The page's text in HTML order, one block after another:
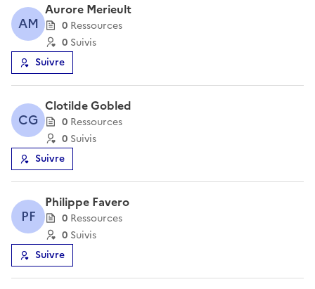
AM
Aurore Merieult
0 Ressources
0 Suivis
Suivre
CG
Clotilde Gobled
0 Ressources
0 Suivis
Suivre
PF
Philippe Favero
0 Ressources
0 Suivis
Suivre